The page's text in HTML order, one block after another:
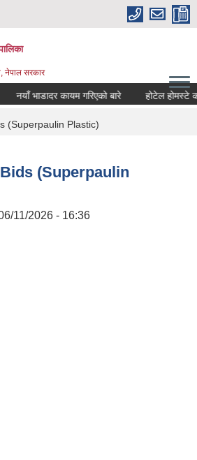
नेपाल सरकार
नयाँ भाडादर कायम गरिएको बारे होटेल होमस्टे को
(Superpaulin Plastic)
(Superpaulin
11/2026 - 16:36